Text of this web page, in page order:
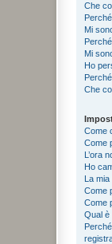
Che
Mi
Mi
Ho
Che
Come
Come
L’ora
Ho
La mia
Come
Come
Qual è